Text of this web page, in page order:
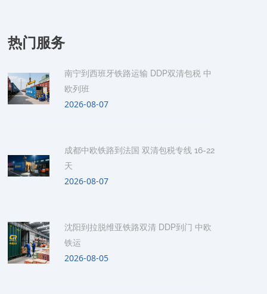
热门服务
南宁到西班牙铁路运输 DDP双清包税 中
欧列班
2026-08-07
成都中欧铁路到法国 双清包税专线 16-22
天
2026-08-07
沈阳到拉脱维亚铁路双清 DDP到门 中欧
铁运
2026-08-05